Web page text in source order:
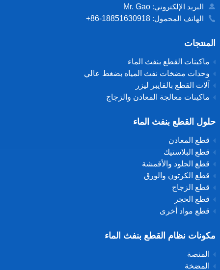
البريد الإلكتروني:Mr. Gao
الهاتف المحمول: +86-18851630918
المنتجات
ماكينات القطع بنفث الماء
وحدات مضخات نفث المياه بضغط عالي
آلات القطع بالفايبر ليزر
ماكينات معالجة المعادن والزجاج
حلول القطع بنفث الماء
قطع المعادن
قطع البلاستيك
قطع الجلود والأقمشة
قطع الكرتون والورق
قطع الزجاج
قطع الحجر
قطع مواد أخرى
مكونات نظام القطع بنفث الماء
المنصة
المضخة